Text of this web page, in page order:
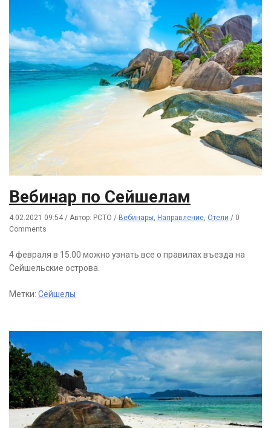
Вебинар по Сейшелам
4.02.2021 09:54 / Автор: РСТО / Вебинары, Направление, Отели / 0
Comments
4 февраля в 15.00 можно узнать все о правилах въезда на
Сейшельские острова.
Метки: Сейшелы